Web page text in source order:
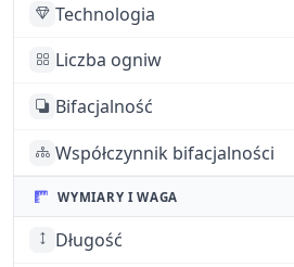
Technologia
Liczba ogniw
Bifacjalność
Współczynnik bifacjalności
WYMIARY I WAGA
Długość